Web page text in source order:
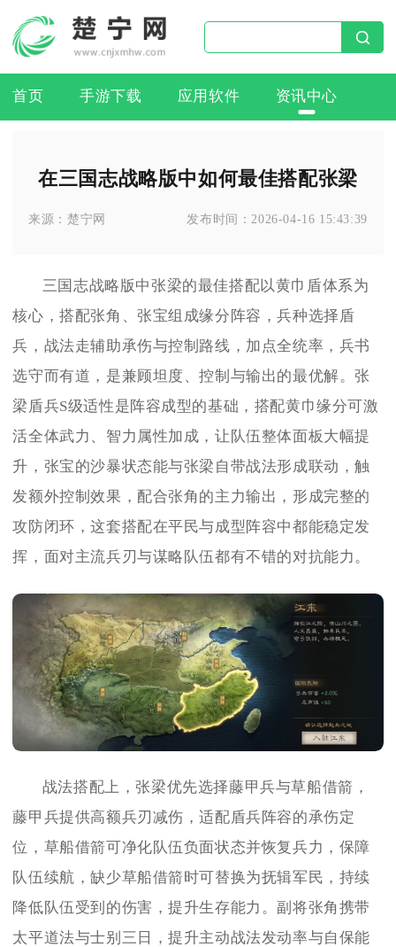
首页 手游下载 应用软件 资讯中心
在三国志战略版中如何最佳搭配张梁
来源：楚宁网 发布时间： 2026-04-16 15:43:39
三国志战略版中张梁的最佳搭配以黄巾盾体系为
核心，搭配张角、张宝组成缘分阵容，兵种选择盾
兵，战法走辅助承伤与控制路线，加点全统率，兵书
选守而有道，是兼顾坦度、控制与输出的最优解。张
梁盾兵S级适性是阵容成型的基础，搭配黄巾缘分可激
活全体武力、智力属性加成，让队伍整体面板大幅提
升，张宝的沙暴状态能与张梁自带战法形成联动，触
发额外控制效果，配合张角的主力输出，形成完整的
攻防闭环，这套搭配在平民与成型阵容中都能稳定发
挥，面对主流兵刃与谋略队伍都有不错的对抗能力。
战法搭配上，张梁优先选择藤甲兵与草船借箭，
藤甲兵提供高额兵刃减伤，适配盾兵阵容的承伤定
位，草船借箭可净化队伍负面状态并恢复兵力，保障
队伍续航，缺少草船借箭时可替换为抚辑军民，持续
降低队伍受到的伤害，提升生存能力。副将张角携带
太平道法与士别三日，提升主动战法发动率与自保能